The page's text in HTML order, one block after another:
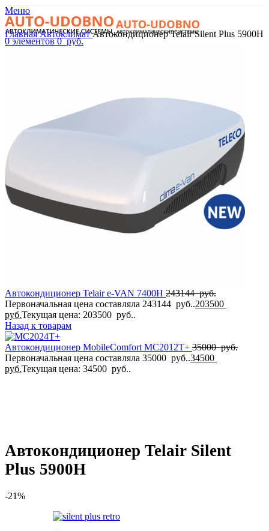
Меню
0элементов 0руб.
ГлавнаяАвтоклиматАвтокондиционер Telair Silent Plus 5900H
Автокондиционер Telair e-VAN 7400H 243144руб.
Первоначальная цена составляла 243144 руб..203500
руб.Текущая цена: 203500 руб..
Назад к товарам
Автокондиционер MobileComfort MC2012T+ 35000руб.
Первоначальная цена составляла 35000 руб..34500
руб.Текущая цена: 34500 руб..
Автокондиционер Telair Silent
Plus 5900H
-21%